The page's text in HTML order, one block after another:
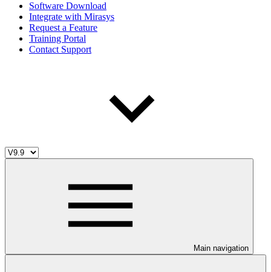
Software Download
Integrate with Mirasys
Request a Feature
Training Portal
Contact Support
Main navigation